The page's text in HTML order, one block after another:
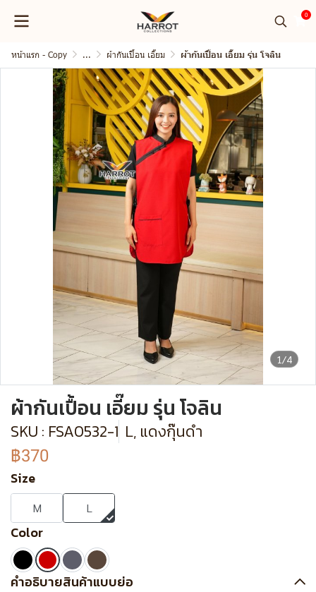
0
หน้าแรก - Copy ... ผ้ากันเปื้่อน เอี๊ยม ผ้ากันเปื้อน เอี๊ยม รุ่น โจลิน
1/4
ผ้ากันเปื้อน เอี๊ยม รุ่น โจลิน
SKU : FSA0532-1 L, แดงกุ๊นดำ
฿370
Size
M L
Color
คำอธิบายสินค้าแบบย่อ